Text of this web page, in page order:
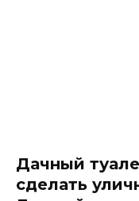
Дачный
сделать